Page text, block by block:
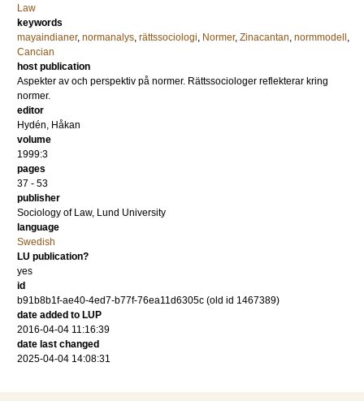
Law
keywords
mayaindianer, normanalys, rättssociologi, Normer, Zinacantan, normmodell ,
Cancian
host publication
Aspekter av och perspektiv på normer. Rättssociologer reflekterar kring
normer.
editor
Hydén, Håkan
volume
1999:3
pages
37 - 53
publisher
Sociology of Law, Lund University
language
Swedish
LU publication?
yes
id
b91b8b1f-ae40-4ed7-b77f-76ea11d6305c (old id 1467389)
date added to LUP
2016-04-04 11:16:39
date last changed
2025-04-04 14:08:31